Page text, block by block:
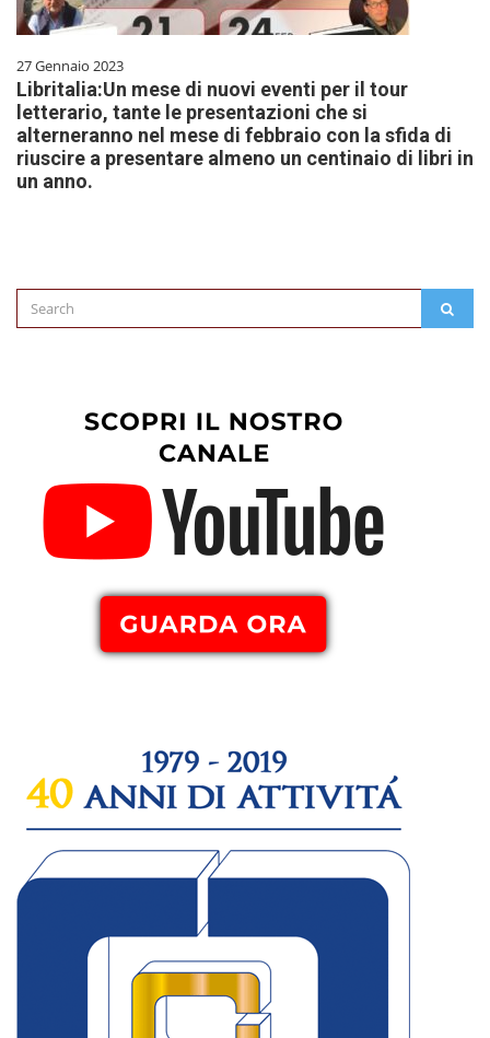
27 Gennaio 2023
Libritalia:Un mese di nuovi eventi per il tour
letterario, tante le presentazioni che si
alterneranno nel mese di febbraio con la sfida di
riuscire a presentare almeno un centinaio di libri in
un anno.
Search
for: